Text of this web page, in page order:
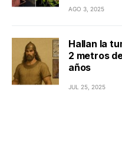
AGO 3, 2025
Hallan la
2 metros
años
JUL 25, 2025